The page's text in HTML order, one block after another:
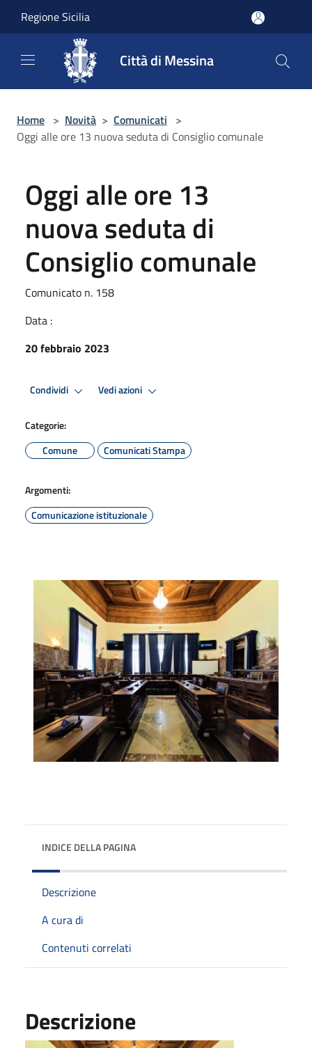
Regione Sicilia
Città di Messina
Home > Novità > Comunicati >
Oggi alle ore 13 nuova seduta di Consiglio comunale
Oggi alle ore 13
nuova seduta di
Consiglio comunale
Comunicato n. 158
Data :
20 febbraio 2023
Condividi Vedi azioni
Categorie:
Comune
Comunicati Stampa
Argomenti:
Comunicazione istituzionale
INDICE DELLA PAGINA
Descrizione
A cura di
Contenuti correlati
Descrizione